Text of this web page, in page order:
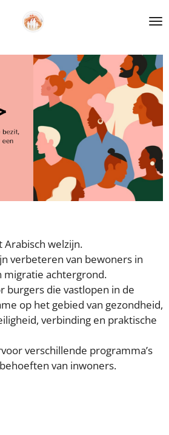
welzijn.
verbeteren van bewoners in
migratie achtergrond.
burgers die vastlopen in de
op het gebied van gezondheid,
verbinding en praktische
verschillende programma’s
van inwoners.